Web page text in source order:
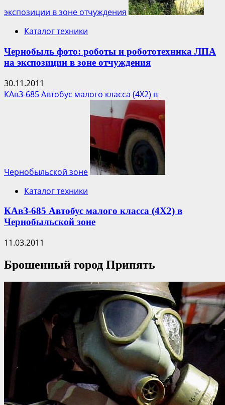
экспозиции в зоне отчуждения
Каталог техники
Чернобыль фото: роботы и робототехника ЛПА
на экспозиции в зоне отчуждения
30.11.2011
КАвЗ-685 Автобус малого класса (4Х2) в
Чернобыльской зоне
Каталог техники
КАвЗ-685 Автобус малого класса (4Х2) в
Чернобыльской зоне
11.03.2011
Брошенный город Припять